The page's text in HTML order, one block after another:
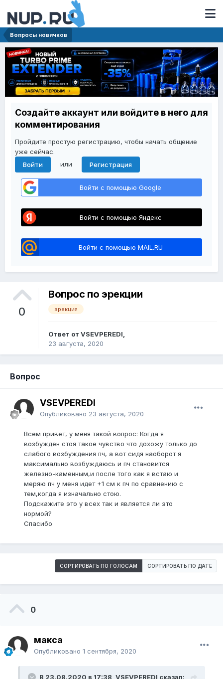
Вопросы новичков
Создайте аккаунт или войдите в него для
комментирования
Пройдите простую регистрацию, чтобы начать общение
уже сейчас.
Войти
или Регистрация
Войти с помощью Google
Войти с помощью Яндекс
Войти с помощью MAIL.RU
0
Вопрос по эрекции
эрекция
Ответ от VSEVPEREDI,
23 августа, 2020
Вопрос
VSEVPEREDI
Опубликовано 23 августа, 2020
Всем привет, у меня такой вопрос: Когда я
возбужден стоя такое чувство что дохожу только до
слабого возбуждения пч, а вот сидя наоборот я
максимально возбуждаюсь и пч становится
железно-каменным,и после того как я встаю и
меряю пч у меня идет +1 см к пч по сравнению с
тем,когда я изначально стою.
Подскажите это у всех так и является ли это
нормой?
Спасибо
СОРТИРОВАТЬ ПО ГОЛОСАМ СОРТИРОВАТЬ ПО ДАТЕ
0
макса
Опубликовано 1 сентября, 2020
В 23.08.2020 в 17:38, VSEVPEREDI сказал: